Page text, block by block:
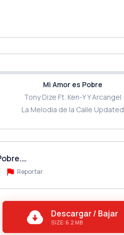
Mi Amor es Pobre
Tony Dize Ft. Ken-Y Y Arcangel
La Melodia de la Calle Updated
Reportar
Descargar / Bajar
SIZE: 6.2 MB